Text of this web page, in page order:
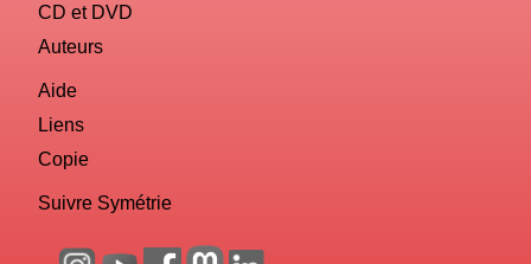
CD et DVD
Auteurs
Aide
Liens
Copie
Suivre Symétrie